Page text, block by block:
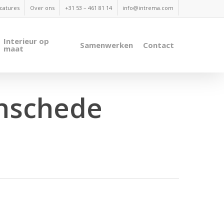
Over ons +31 53 – 461 81 14 info@intrema.com
Interieur op
maat Samenwerken Contact